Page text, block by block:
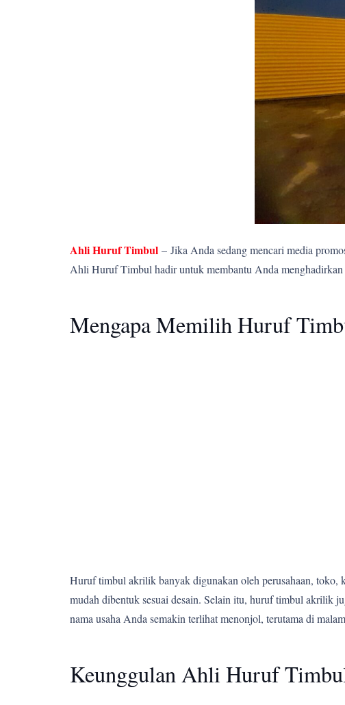
Ahli Huruf Timbul – Jika Anda sedang mencari media
Ahli Huruf Timbul hadir untuk membantu Anda
Mengapa Memilih Huruf
Huruf timbul akrilik banyak digunakan oleh perusahaan,
mudah dibentuk sesuai desain. Selain itu, huruf timbul akrilik
nama usaha Anda semakin terlihat menonjol, terutama di
Keunggulan Ahli Huruf